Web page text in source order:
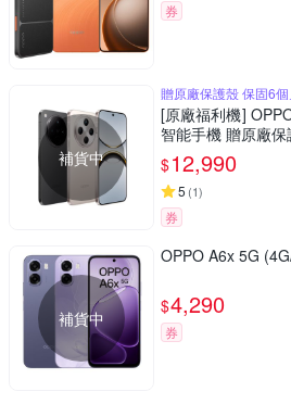
券
補貨中
贈原廠保護殼 保固6個
[原廠福利機]
智能手機 贈原廠保
$12,990
5 (1)
券
補貨中
OPPO A6x 5G
$4,290
券